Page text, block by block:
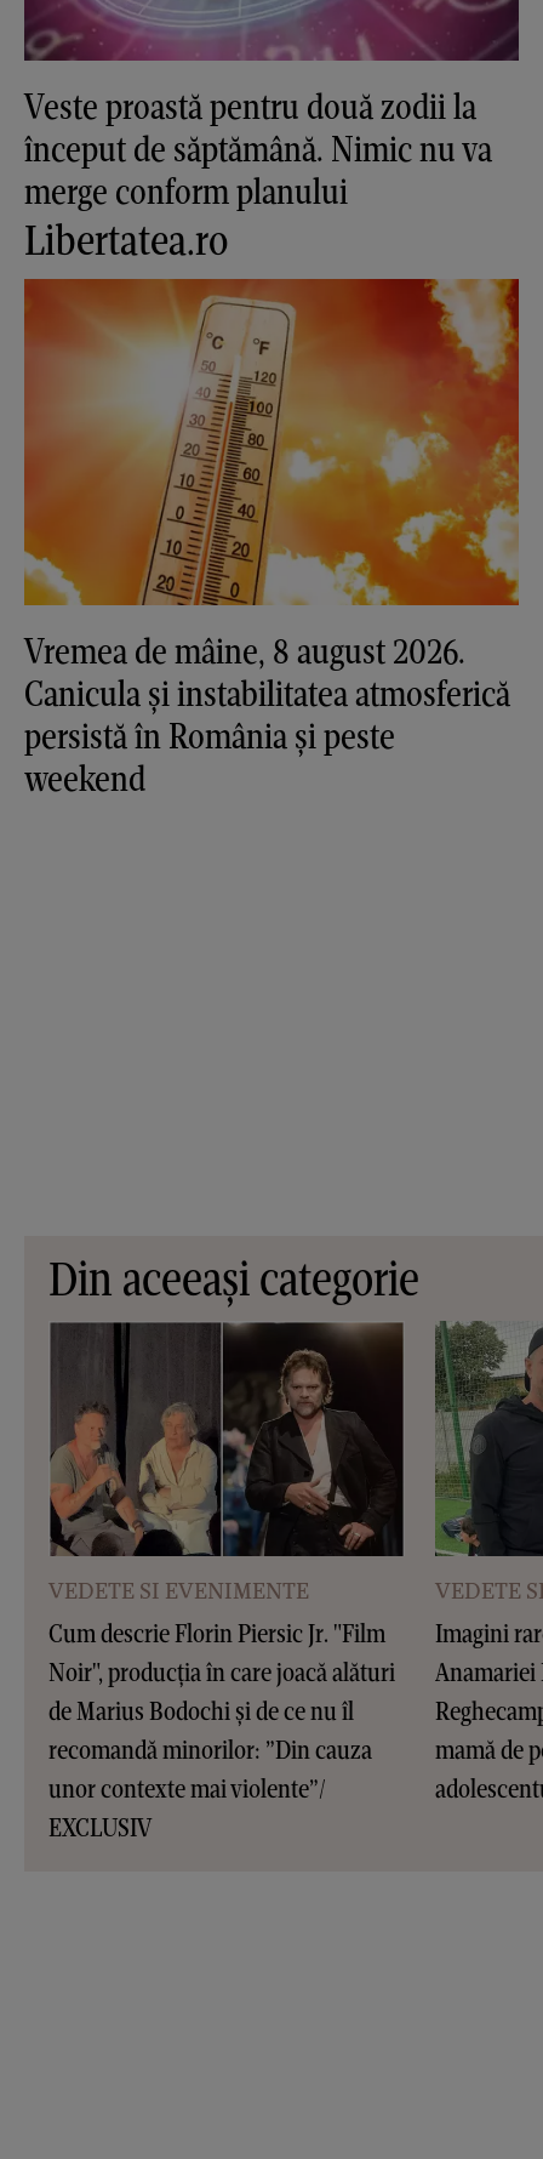
Veste proastă pentru două zodii la
început de săptămână. Nimic nu va
merge conform planului
Libertatea.ro
Vremea de mâine, 8 august 2026.
Canicula și instabilitatea atmosferică
persistă în România și peste
weekend
Din aceeași categorie
VEDETE SI EVENIMENTE
Cum descrie Florin Piersic Jr. "Film
Noir", producția în care joacă alături
de Marius Bodochi și de ce nu îl
recomandă minorilor: ”Din cauza
unor contexte mai violente”/
EXCLUSIV
VEDETE
Imagini
Anamariei
mamă de